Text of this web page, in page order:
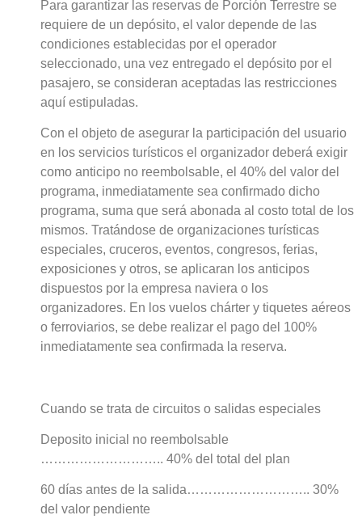
Para garantizar las reservas de Porción Terrestre se
requiere de un depósito, el valor depende de las
condiciones establecidas por el operador
seleccionado, una vez entregado el depósito por el
pasajero, se consideran aceptadas las restricciones
aquí estipuladas.
Con el objeto de asegurar la participación del usuario
en los servicios turísticos el organizador deberá exigir
como anticipo no reembolsable, el 40% del valor del
programa, inmediatamente sea confirmado dicho
programa, suma que será abonada al costo total de los
mismos. Tratándose de organizaciones turísticas
especiales, cruceros, eventos, congresos, ferias,
exposiciones y otros, se aplicaran los anticipos
dispuestos por la empresa naviera o los
organizadores. En los vuelos chárter y tiquetes aéreos
o ferroviarios, se debe realizar el pago del 100%
inmediatamente sea confirmada la reserva.
Cuando se trata de circuitos o salidas especiales
Deposito inicial no reembolsable
……………………….. 40% del total del plan
60 días antes de la salida……………………….. 30%
del valor pendiente